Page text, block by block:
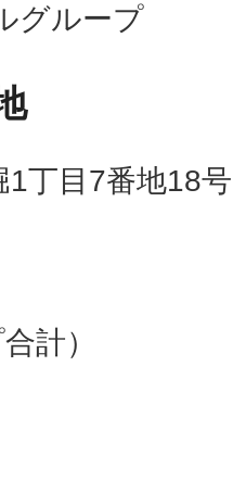
グループ
1丁目7番地18
計）